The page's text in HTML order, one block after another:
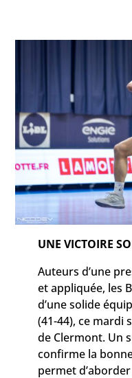
UNE VICTOIRE
Auteurs d’une
et appliquée, les
d’une solide
(41-44), ce mardi
de Clermont. Un
confirme la
permet